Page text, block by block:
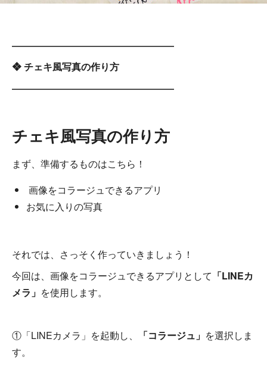
―――――――――――――――――
❖ チェキ風写真の作り方
―――――――――――――――――
チェキ風写真の作り方
まず、準備するものはこちら！
画像をコラージュできるアプリ
お気に入りの写真
それでは、さっそく作っていきましょう！
今回は、画像をコラージュできるアプリとして 「LINEカ
メラ」 を使用します。
①「LINEカメラ」を起動し、 「コラージュ」 を選択しま
す。